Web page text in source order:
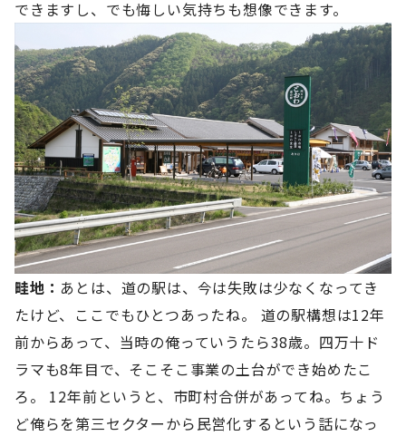
できますし、でも悔しい気持ちも想像できます。
畦地： あとは、道の駅は、今は失敗は少なくなってき
たけど、ここでもひとつあったね。 道の駅構想は12年
前からあって、当時の俺っていうたら38歳。四万十ド
ラマも8年目で、そこそこ事業の土台ができ始めたこ
ろ。 12年前というと、市町村合併があってね。ちょう
ど俺らを第三セクターから民営化するという話になっ